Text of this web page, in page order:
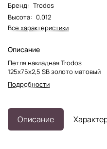
Бренд: Trodos
Высота: 0.012
Все характеристики
Описание
Петля накладная Trodos
125х75х2,5 SB золото матовый
Подробности
Описание